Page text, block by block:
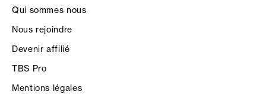
Qui sommes nous
Nous rejoindre
Devenir affilié
TBS Pro
Mentions légales